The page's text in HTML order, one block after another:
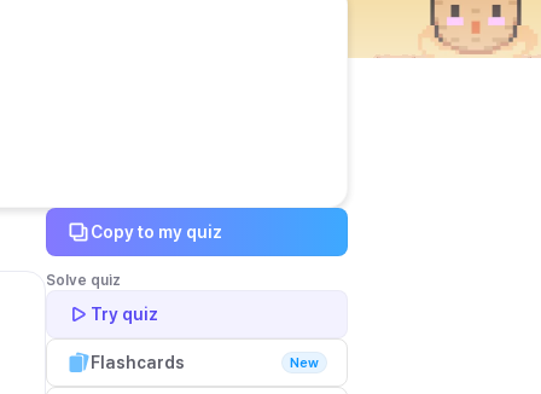
Copy to my quiz
Solve quiz
Try quiz
Flashcards New